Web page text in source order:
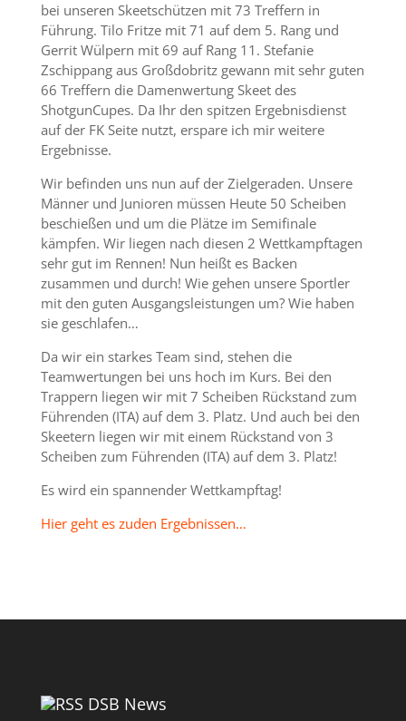
bei unseren Skeetschützen mit 73 Treffern in
Führung. Tilo Fritze mit 71 auf dem 5. Rang und
Gerrit Wülpern mit 69 auf Rang 11. Stefanie
Zschippang aus Großdobritz gewann mit sehr guten
66 Treffern die Damenwertung Skeet des
ShotgunCupes. Da Ihr den spitzen Ergebnisdienst
auf der FK Seite nutzt, erspare ich mir weitere
Ergebnisse.
Wir befinden uns nun auf der Zielgeraden. Unsere
Männer und Junioren müssen Heute 50 Scheiben
beschießen und um die Plätze im Semifinale
kämpfen. Wir liegen nach diesen 2 Wettkampftagen
sehr gut im Rennen! Nun heißt es Backen
zusammen und durch! Wie gehen unsere Sportler
mit den guten Ausgangsleistungen um? Wie haben
sie geschlafen…
Da wir ein starkes Team sind, stehen die
Teamwertungen bei uns hoch im Kurs. Bei den
Trappern liegen wir mit 7 Scheiben Rückstand zum
Führenden (ITA) auf dem 3. Platz. Und auch bei den
Skeetern liegen wir mit einem Rückstand von 3
Scheiben zum Führenden (ITA) auf dem 3. Platz!
Es wird ein spannender Wettkampftag!
Hier geht es zuden Ergebnissen…
DSB News